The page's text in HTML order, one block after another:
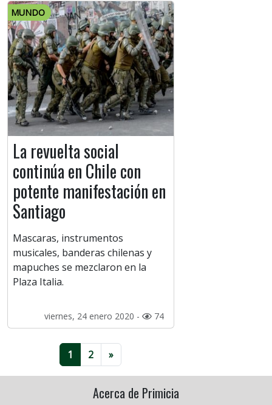
MUNDO
La revuelta social
continúa en Chile con
potente manifestación en
Santiago
Mascaras, instrumentos
musicales, banderas chilenas y
mapuches se mezclaron en la
Plaza Italia.
viernes, 24 enero 2020 - 74
1 2 »
Acerca de Primicia